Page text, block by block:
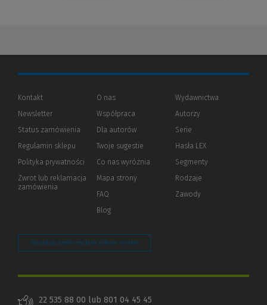
Kontakt
Newsletter
Status zamówienia
Regulamin sklepu
Polityka prywatności (Nowe
(Link
innej
Zwrot lub reklamacja
zamówienia
O nas
Współpraca
Dla autorów(Nowe
(Link
innej
strony)
Twoje sugestie
Co nas wyróżnia
Mapa strony
FAQ
Blog
Wydawnictwa
Autorzy
Serie
Hasła LEX
Segmenty
Rodzaje
Zawody
Zarządzaj preferencjami plików cookie
22 535 88 00 lub 801 04 45 45